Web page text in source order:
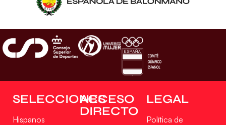
SELECCIONES
Hispanos
ACCESO
DIRECTO
LEGAL
Política de